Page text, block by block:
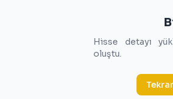
Hisse detayı
oluştu.